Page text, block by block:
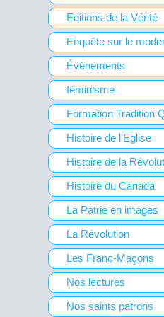
Editions de la Vérité
Enquête sur le
Événements
féminisme
Formation Tradition
Histoire de l'Eglise
Histoire de la
Histoire du Canada
La Patrie en images
La Révolution
Les Franc-Maçons
Nos lectures
Nos saints patrons